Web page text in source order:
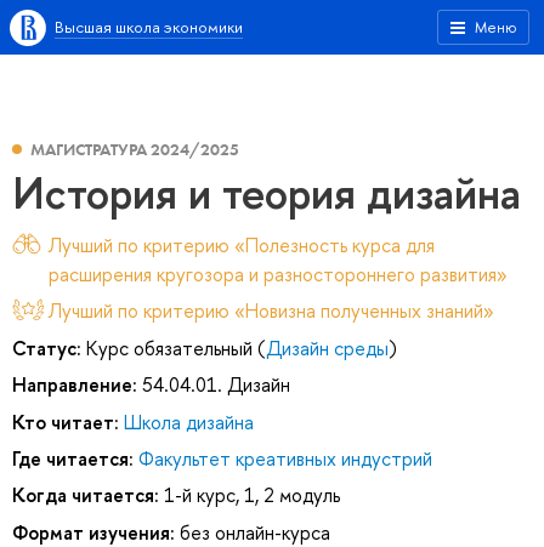
Меню
Высшая школа экономики
МАГИСТРАТУРА 2024/2025
История и теория дизайна
Лучший по критерию «Полезность курса для
расширения кругозора и разностороннего развития»
Лучший по критерию «Новизна полученных знаний»
Статус: Курс обязательный (Дизайн среды)
Направление: 54.04.01. Дизайн
Кто читает: Школа дизайна
Где читается: Факультет креативных индустрий
Когда читается: 1-й курс, 1, 2 модуль
Формат изучения: без онлайн-курса